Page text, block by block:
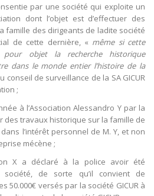
par une société qui exploite un
dont l’objet est d’effectuer des
famille des dirigeants de ladite société
de cette dernière, « même si cette
pour objet la recherche historique
dans le monde entier l’histoire de la
conseil de surveillance de la SA GICUR
;
à l’Association Alessandro Y par la
des travaux historique sur la famille de
l’intérêt personnel de M. Y, et non
mécène ;
X a déclaré à la police avoir été
de sorte qu’il convient de
50.000€ versés par la société GICUR à